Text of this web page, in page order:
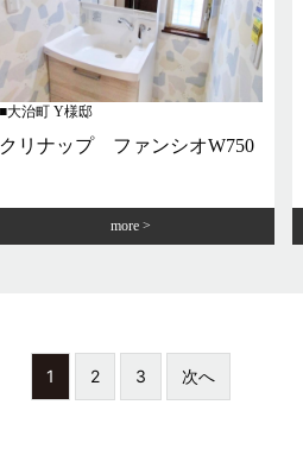
大治町 Y様邸
クリナップ ファンシオW750
more
1 2 3 次へ